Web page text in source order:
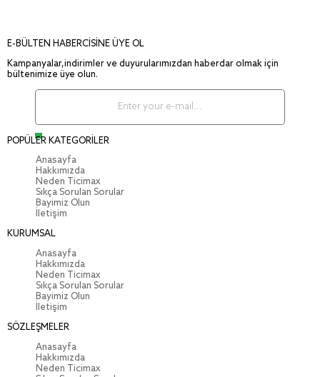
E-BÜLTEN HABERCİSİNE ÜYE OL
Kampanyalar,indirimler ve duyurularımızdan haberdar olmak için
bültenimize üye olun.
POPÜLER KATEGORİLER
Anasayfa
Hakkımızda
Neden Ticimax
Sıkça Sorulan Sorular
Bayimiz Olun
İletişim
KURUMSAL
Anasayfa
Hakkımızda
Neden Ticimax
Sıkça Sorulan Sorular
Bayimiz Olun
İletişim
SÖZLEŞMELER
Anasayfa
Hakkımızda
Neden Ticimax